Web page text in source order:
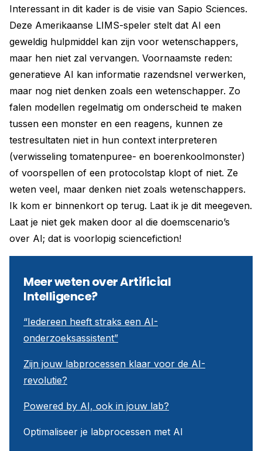
Interessant in dit kader is de visie van Sapio Sciences.
Deze Amerikaanse LIMS-speler stelt dat AI een
geweldig hulpmiddel kan zijn voor wetenschappers,
maar hen niet zal vervangen. Voornaamste reden:
generatieve AI kan informatie razendsnel verwerken,
maar nog niet denken zoals een wetenschapper. Zo
falen modellen regelmatig om onderscheid te maken
tussen een monster en een reagens, kunnen ze
testresultaten niet in hun context interpreteren
(verwisseling tomatenpuree- en boerenkoolmonster)
of voorspellen of een protocolstap klopt of niet. Ze
weten veel, maar denken niet zoals wetenschappers.
Ik kom er binnenkort op terug. Laat ik je dit meegeven.
Laat je niet gek maken door al die doemscenario’s
over AI; dat is voorlopig sciencefiction!
Meer weten over Artificial
Intelligence?
“Iedereen heeft straks een AI-
onderzoeksassistent”
Zijn jouw labprocessen klaar voor de AI-
revolutie?
Powered by AI, ook in jouw lab?
Optimaliseer je labprocessen met AI